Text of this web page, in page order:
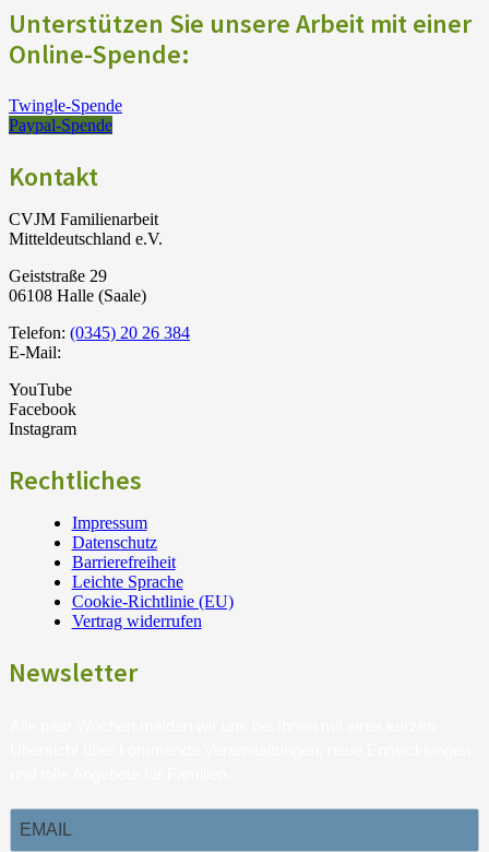
Unterstützen Sie unsere Arbeit mit einer
Online-Spende:
Twingle-Spende
Paypal-Spende
Kontakt
CVJM Familienarbeit
Mitteldeutschland e.V.
Geiststraße 29
06108 Halle (Saale)
Telefon: (0345) 20 26 384
E-Mail:
YouTube
Facebook
Instagram
Rechtliches
Impressum
Datenschutz
Barrierefreiheit
Leichte Sprache
Cookie-Richtlinie (EU)
Vertrag widerrufen
Newsletter